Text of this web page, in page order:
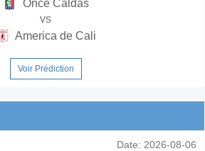
Once Caldas
vs
America de Cali
Voir Prédiction
Date: 2026-08-06